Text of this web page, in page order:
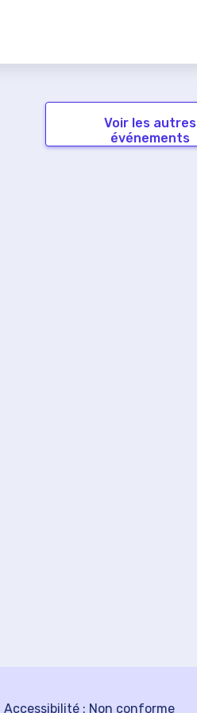
Voir les autres
événements
Accessibilité : Non conforme